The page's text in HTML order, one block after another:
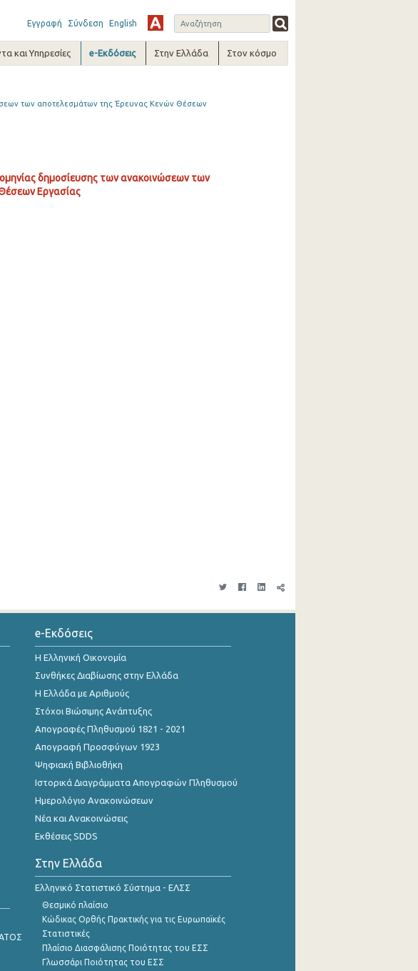
Εγγραφή Σύνδεση English
και Υπηρεσίες e-Εκδόσεις Στην Ελλάδα Στον κόσμο
των αποτελεσμάτων της Έρευνας Κενών Θέσεων
δημοσίευσης των ανακοινώσεων των
Εργασίας
e-Εκδόσεις
Η Ελληνική Οικονομία
Συνθήκες Διαβίωσης στην Ελλάδα
Η Ελλάδα με Αριθμούς
Στόχοι Βιώσιμης Ανάπτυξης
Απογραφές Πληθυσμού 1821 - 2021
Απογραφή Προσφύγων 1923
Ψηφιακή Βιβλιοθήκη
Ιστορικά Διαγράμματα Απογραφών Πληθυσμού
Ημερολόγιο Ανακοινώσεων
Νέα και Ανακοινώσεις
Εκθέσεις SDDS
Στην Ελλάδα
Ελληνικό Στατιστικό Σύστημα - ΕΛΣΣ
Θεσμικό πλαίσιο
Κώδικας Ορθής Πρακτικής για τις Ευρωπαϊκές
Στατιστικές
Πλαίσιο Διασφάλισης Ποιότητας του ΕΣΣ
Γλωσσάρι Ποιότητας του ΕΣΣ